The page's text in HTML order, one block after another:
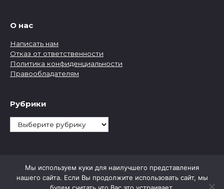
О нас
Написать нам
Отказ от ответственности
Политика конфиденциальности
Правообладателям
Рубрики
Рубрики
Мы используем куки для наилучшего представления
нашего сайта. Если Вы продолжите использовать сайт, мы